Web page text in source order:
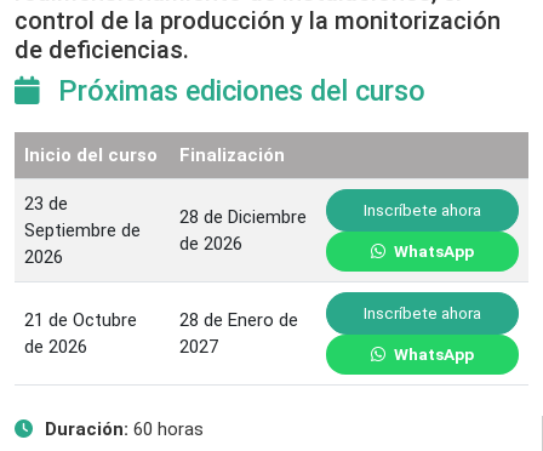
control de la producción y la monitorización
de deficiencias.
Próximas ediciones del curso
Inicio del curso Finalización
23 de
Septiembre de
2026
28 de Diciembre
de 2026
Inscríbete ahora
WhatsApp
21 de Octubre
de 2026
28 de Enero de
2027
Inscríbete ahora
WhatsApp
Duración: 60 horas